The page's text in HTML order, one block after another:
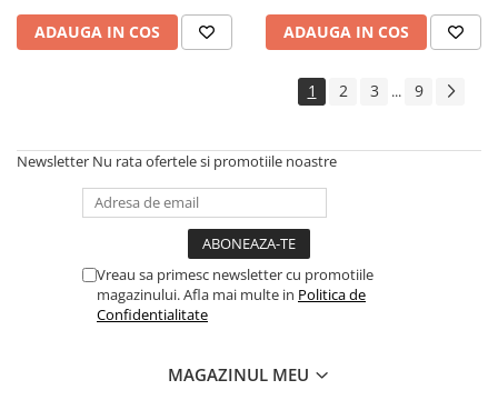
ADAUGA IN COS ADAUGA IN COS
1 2 3 ... 9
Newsletter Nu rata ofertele si promotiile noastre
Vreau sa primesc newsletter cu promotiile
magazinului. Afla mai multe in Politica de
Confidentialitate
MAGAZINUL MEU